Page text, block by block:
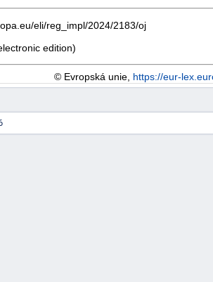
eli/reg_impl/2024/2183/oj
edition)
© Evropská unie, https://eur-